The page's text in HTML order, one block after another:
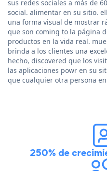
sus redes sociales a más de
social. alimentar en su sitio.
una forma visual de mostrar
que son coming to la página
productos en la vida real.
brinda a los clientes una
hecho, discovered que los
las aplicaciones powr en su
que cualquier otra persona
250% de